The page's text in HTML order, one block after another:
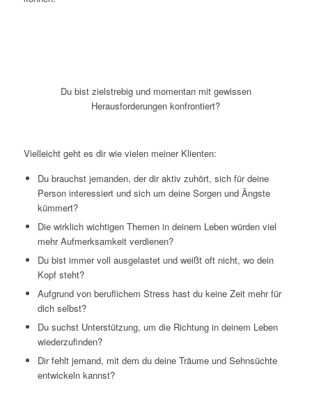
Du bist zielstrebig und momentan mit gewissen
Herausforderungen konfrontiert?
Vielleicht geht es dir wie vielen meiner Klienten:
Du brauchst jemanden, der dir aktiv zuhört, sich für deine
Person interessiert und sich um deine Sorgen und Ängste
kümmert?
Die wirklich wichtigen Themen in deinem Leben würden viel
mehr Aufmerksamkeit verdienen?
Du bist immer voll ausgelastet und weißt oft nicht, wo dein
Kopf steht?
Aufgrund von beruflichem Stress hast du keine Zeit mehr für
dich selbst?
Du suchst Unterstützung, um die Richtung in deinem Leben
wiederzufinden?
Dir fehlt jemand, mit dem du deine Träume und Sehnsüchte
entwickeln kannst?